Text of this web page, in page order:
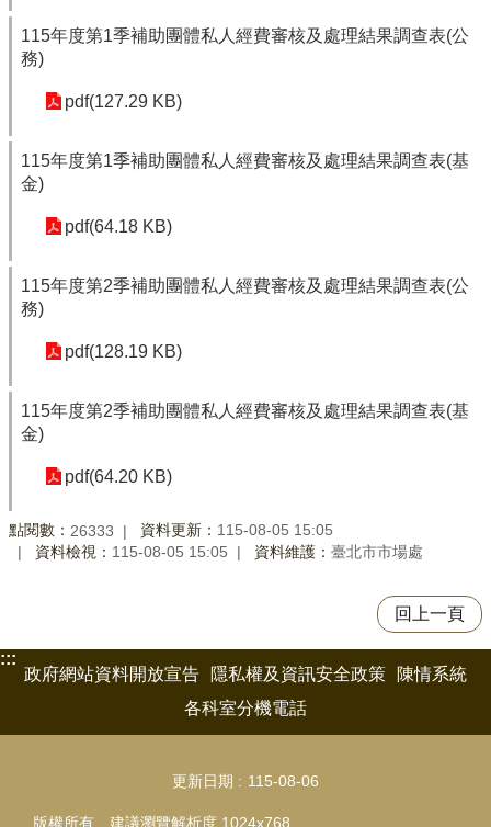
115年度第1季補助團體私人經費審核及處理結果調查表(公
務)
pdf(127.29 KB)
115年度第1季補助團體私人經費審核及處理結果調查表(基
金)
pdf(64.18 KB)
115年度第2季補助團體私人經費審核及處理結果調查表(公
務)
pdf(128.19 KB)
115年度第2季補助團體私人經費審核及處理結果調查表(基
金)
pdf(64.20 KB)
點閱數： 26333 資料更新： 115-08-05 15:05
資料檢視： 115-08-05 15:05 資料維護： 臺北市市場處
回上一頁
:::
政府網站資料開放宣告
隱私權及資訊安全政策
陳情系統
各科室分機電話
更新日期 115-08-06
版權所有 建議瀏覽解析度 1024x768